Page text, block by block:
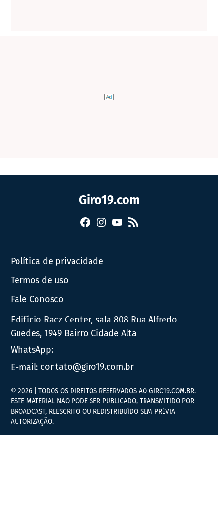
Giro19.com
FacebookInstagram
YouTube
RSS
Política de privacidade
Termos de uso
Fale Conosco
Edifício Racz Center, sala 808 Rua Alfredo
Guedes, 1949 Bairro Cidade Alta
WhatsApp:
E-mail: contato@giro19.com.br
© 2026 | TODOS OS DIREITOS RESERVADOS AO GIRO19.COM.BR.
ESTE MATERIAL NÃO PODE SER PUBLICADO, TRANSMITIDO POR
BROADCAST, REESCRITO OU REDISTRIBUÍDO SEM PRÉVIA
AUTORIZAÇÃO.